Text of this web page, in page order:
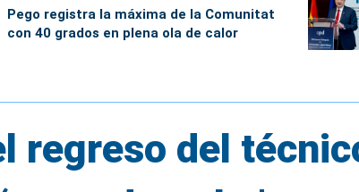
Pego registra la máxima de la Comunitat
con 40 grados en plena ola de calor
regreso del